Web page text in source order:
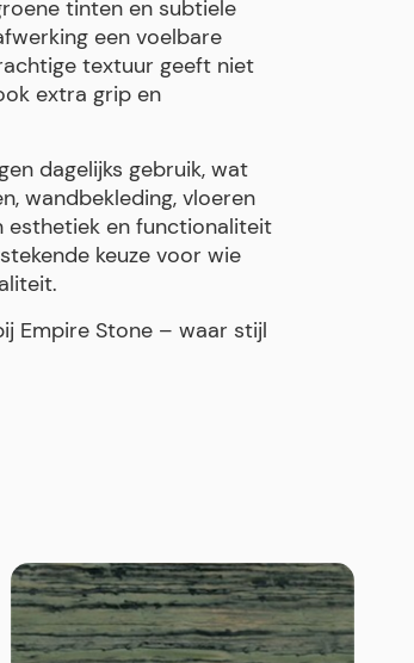
tinten en subtiele
een voelbare
textuur geeft niet
extra grip en
dagelijks gebruik, wat
wandbekleding, vloeren
esthetiek en functionaliteit
keuze voor wie
Empire Stone – waar stijl